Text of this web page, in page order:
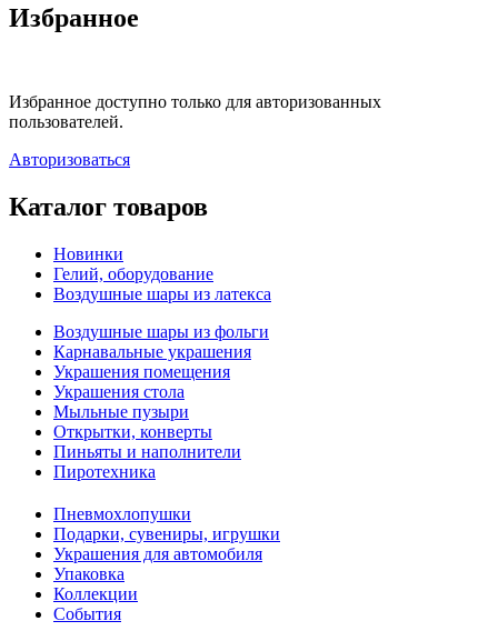
Избранное
Избранное доступно только для авторизованных
пользователей.
Авторизоваться
Каталог товаров
Новинки
Гелий, оборудование
Воздушные шары из латекса
Воздушные шары из фольги
Карнавальные украшения
Украшения помещения
Украшения стола
Мыльные пузыри
Открытки, конверты
Пиньяты и наполнители
Пиротехника
Пневмохлопушки
Подарки, сувениры, игрушки
Украшения для автомобиля
Упаковка
Коллекции
События